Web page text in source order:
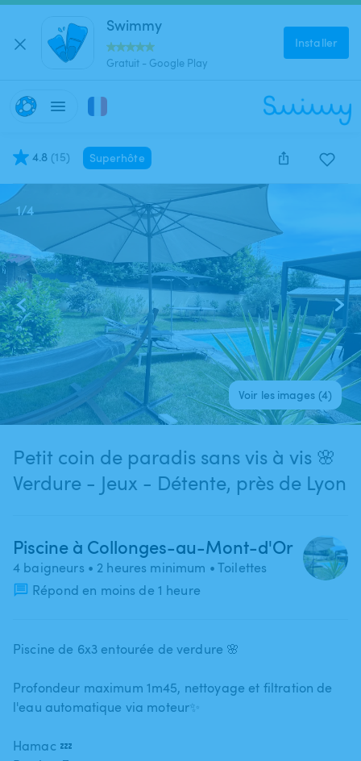
Swimmy
Gratuit - Google Play
Installer
4.8 (15) Superhôte
1/4
Voir les images (4)
Petit coin de paradis sans vis à vis 🌸
Verdure - Jeux - Détente, près de Lyon
Piscine à Collonges-au-Mont-d'Or
4 baigneurs • 2 heures minimum • Toilettes
Répond en moins de 1 heure
Piscine de 6x3 entourée de verdure 🌸
Profondeur maximum 1m45​,​ nettoyage et filtration de
l'eau automatique via moteur✨
Hamac 💤